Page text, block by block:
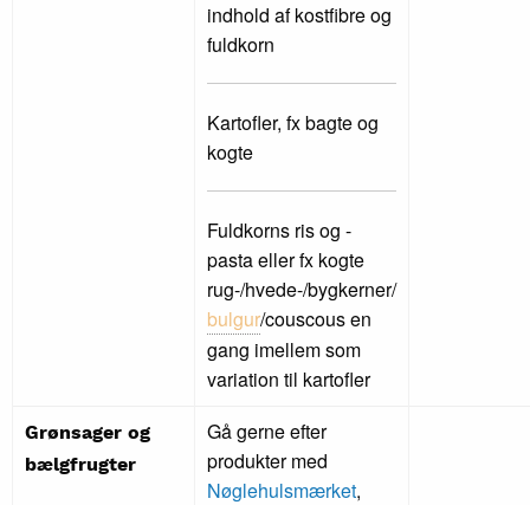
indhold af kostfibre og
fuldkorn
Kartofler, fx bagte og
kogte
Fuldkorns ris og -
pasta eller fx kogte
rug-/hvede-/bygkerner/
bulgur/couscous en
gang imellem som
variation til kartofler
Grønsager og
bælgfrugter
Gå gerne efter
produkter med
Nøglehulsmærket,